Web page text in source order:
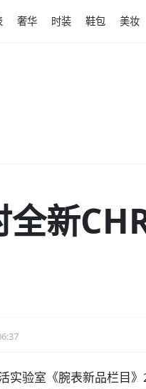
奢华 时装 鞋包 美妆
新
实验室《腕表新品栏目